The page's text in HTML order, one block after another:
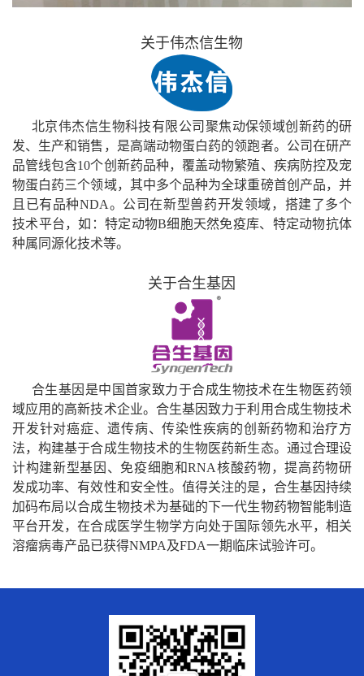
关于伟杰信生物
北京伟杰信生物科技有限公司聚焦动保领域创新药的研
发、生产和销售，是高端动物蛋白药的领跑者。公司在研产
品管线包含10个创新药品种，覆盖动物繁殖、疾病防控及宠
物蛋白药三个领域，其中多个品种为全球重磅首创产品，并
且已有品种NDA。公司在新型兽药开发领域，搭建了多个
技术平台，如：特定动物B细胞天然免疫库、特定动物抗体
种属同源化技术等。
关于合生基因
合生基因是中国首家致力于合成生物技术在生物医药领
域应用的高新技术企业。合生基因致力于利用合成生物技术
开发针对癌症、遗传病、传染性疾病的创新药物和治疗方
法，构建基于合成生物技术的生物医药新生态。通过合理设
计构建新型基因、免疫细胞和RNA核酸药物，提高药物研
发成功率、有效性和安全性。值得关注的是，合生基因持续
加码布局以合成生物技术为基础的下一代生物药物智能制造
平台开发，在合成医学生物学方向处于国际领先水平，相关
溶瘤病毒产品已获得NMPA及FDA一期临床试验许可。